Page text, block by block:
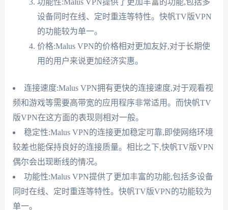
设备同时在线、定时重连等特性。快帆TV版VPN
的功能较为单一。
价格:Malus VPN的价格相对更加友好,对于长期使
用的用户来说更加经济实惠。
连接速度:Malus VPN拥有更快的连接速度,对于观看视
频和游戏等需要高带宽的应用程序非常适用。而快帆TV
版VPN在这方面的表现则相对一般。
稳定性:Malus VPN的连接更加稳定可靠,即使网络环境
较差也能保持良好的连接质量。相比之下,快帆TV版VPN
偶尔会出现断线的情况。
功能性:Malus VPN提供了更加丰富的功能,包括多设备
同时在线、定时重连等特性。快帆TV版VPN的功能较为
单一。